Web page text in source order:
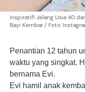
Inspiratif! Jelang Usia 40
Bayi Kembar / Foto:
Penantian 12 tahun
waktu yang singkat.
bernama Evi.
Evi hamil anak